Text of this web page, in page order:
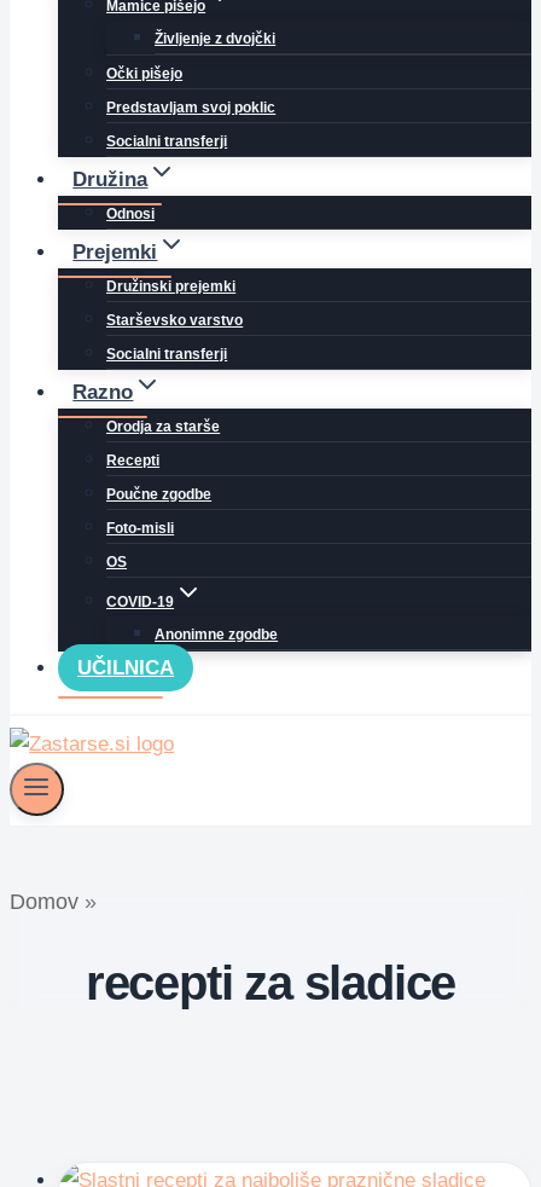
Mamice pišejo
Življenje z dvojčki
Očki pišejo
Predstavljam svoj poklic
Socialni transferji
Družina
Odnosi
Prejemki
Družinski prejemki
Starševsko varstvo
Socialni transferji
Razno
Orodja za starše
Recepti
Poučne zgodbe
Foto-misli
OS
COVID-19
Anonimne zgodbe
UČILNICA
Domov »
recepti za sladice